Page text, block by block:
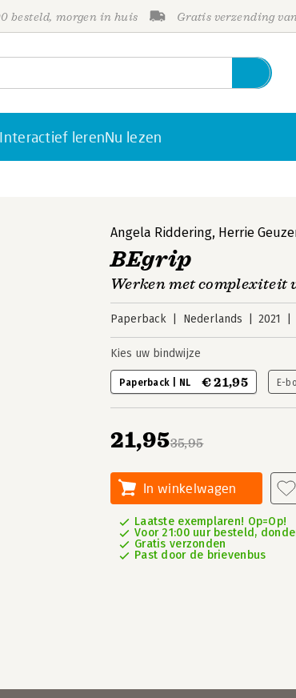
besteld, morgen in huis Gratis verzending
Interactief lerenNu lezen
Angela Riddering, Herrie
BEgrip
Werken met complexiteit
Paperback Nederlands 2021
Kies uw bindwijze
Paperback | NL € 21,95 E-
35,95
21,95
In winkelwagen
Laatste exemplaren! Op=Op!
Voor 21:00 uur besteld,
Gratis verzonden
Past door de brievenbus